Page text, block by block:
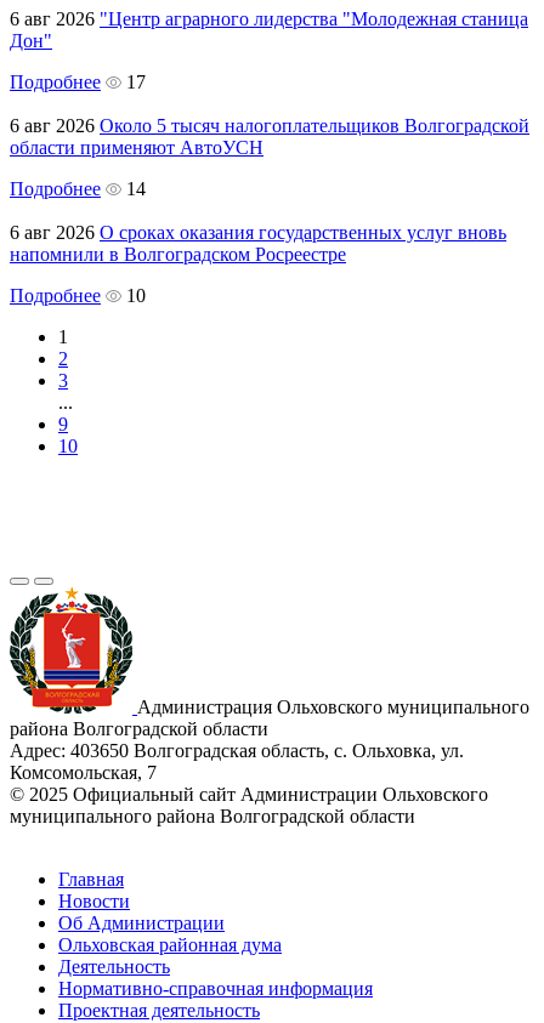
6 авг 2026 "Центр аграрного лидерства "Молодежная станица
Дон"
Подробнее
17
6 авг 2026 Около 5 тысяч налогоплательщиков Волгоградской
области применяют АвтоУСН
Подробнее
14
6 авг 2026 О сроках оказания государственных услуг вновь
напомнили в Волгоградском Росреестре
Подробнее
10
1
2
3
...
9
10
Администрация Ольховского муниципального
района Волгоградской области
Адрес: 403650 Волгоградская область, с. Ольховка, ул.
Комсомольская, 7
© 2025 Официальный сайт Администрации Ольховского
муниципального района Волгоградской области
Главная
Новости
Об Администрации
Ольховская районная дума
Деятельность
Нормативно-справочная информация
Проектная деятельность